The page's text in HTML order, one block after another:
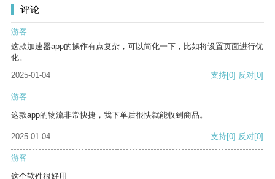
评论
游客
这款加速器app的操作有点复杂，可以简化一下，比如将设置页面进行优
化。
2025-01-04
支持[0] 反对[0]
游客
这款app的物流非常快捷，我下单后很快就能收到商品。
2025-01-04 支持[0] 反对[0]
游客
这个软件很好用